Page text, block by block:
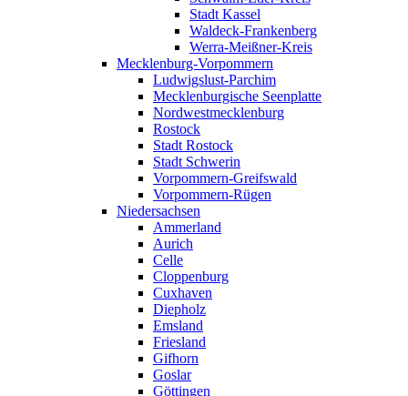
Stadt Kassel
Waldeck-Frankenberg
Werra-Meißner-Kreis
Mecklenburg-Vorpommern
Ludwigslust-Parchim
Mecklenburgische Seenplatte
Nordwestmecklenburg
Rostock
Stadt Rostock
Stadt Schwerin
Vorpommern-Greifswald
Vorpommern-Rügen
Niedersachsen
Ammerland
Aurich
Celle
Cloppenburg
Cuxhaven
Diepholz
Emsland
Friesland
Gifhorn
Goslar
Göttingen